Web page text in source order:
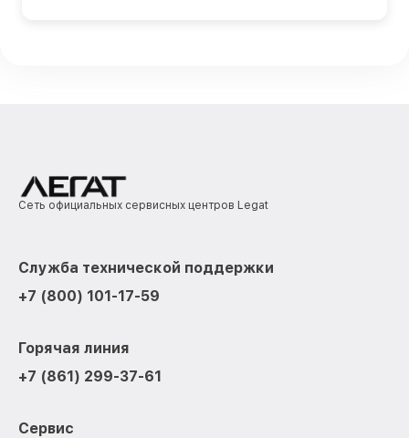
Сеть официальных сервисных центров Legat
Служба технической поддержки
+7 (800) 101-17-59
Горячая линия
+7 (861) 299-37-61
Сервис